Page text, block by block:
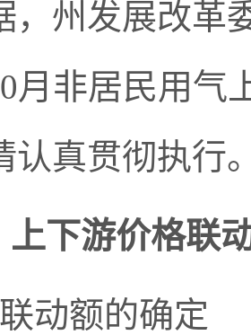
，州发展改革
月非居民用气
认真贯彻执行
上下游价格联
动额的确定